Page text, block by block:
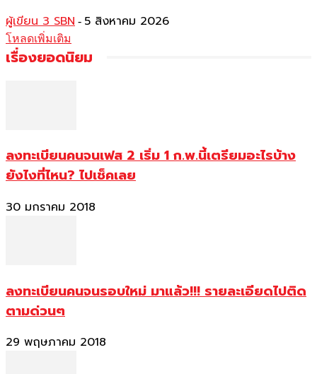
ผู้เขียน 3 SBN - 5 สิงหาคม 2026
โหลดเพิ่มเติม
เรื่องยอดนิยม
ลงทะเบียนคนจนเฟส 2 เริ่ม 1 ก.พ.นี้เตรียมอะไรบ้าง
ยังไงที่ไหน? ไปเช็คเลย
30 มกราคม 2018
ลงทะเบียนคนจนรอบใหม่ มาแล้ว!!! รายละเอียดไปติด
ตามด่วนๆ
29 พฤษภาคม 2018